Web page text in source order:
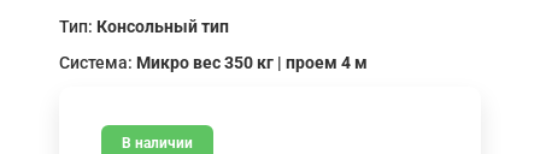
Тип: Консольный тип
Система: Микро вес 350 кг | проем 4 м
В наличии